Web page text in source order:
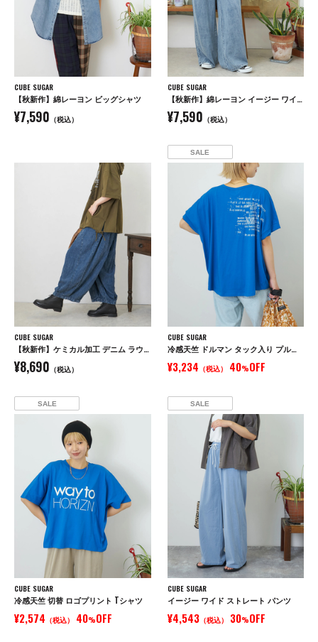
CUBE SUGAR
【秋新作】綿レーヨン ビッグシャツ
¥7,590 （税込）
CUBE SUGAR
【秋新作】綿レーヨン イージー ワイドパンツ
¥7,590 （税込）
CUBE SUGAR
【秋新作】ケミカル加工 デニム ラウンド切替 バルーンパンツ
¥8,690 （税込）
SALE
CUBE SUGAR
冷感天竺 ドルマン タック入り プルオーバー Tシャツ
¥3,234 （税込） 40%OFF
SALE
CUBE SUGAR
冷感天竺 切替 ロゴプリント Tシャツ
¥2,574 （税込） 40%OFF
SALE
CUBE SUGAR
イージー ワイド ストレート パンツ
¥4,543（税込） 30%OFF